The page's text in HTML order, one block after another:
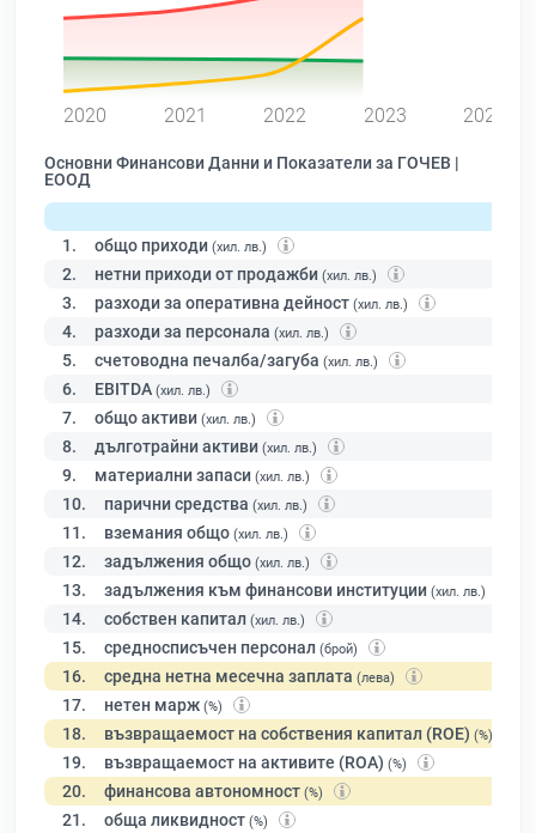
2020 2021 2022 2023 2024
Основни Финансови Данни и Показатели за ГОЧЕВ |
ЕООД
1. общо приходи (хил. лв.)
2. нетни приходи от продажби (хил. лв.)
3. разходи за оперативна дейност (хил. лв.)
4. разходи за персонала (хил. лв.)
5. счетоводна печалба/загуба (хил. лв.)
6. EBITDA (хил. лв.)
7. общо активи (хил. лв.)
8. дълготрайни активи (хил. лв.)
9. материални запаси (хил. лв.)
10. парични средства (хил. лв.)
11. вземания общо (хил. лв.)
12. задължения общо (хил. лв.)
13. задължения към финансови институции (хил. лв.)
14. собствен капитал (хил. лв.)
15. средносписъчен персонал (брой)
16. средна нетна месечна заплата (лева)
17. нетен марж (%)
18. възвращаемост на собствения капитал (ROE) (%)
19. възвращаемост на активите (ROA) (%)
20. финансова автономност (%)
21. обща ликвидност (%)